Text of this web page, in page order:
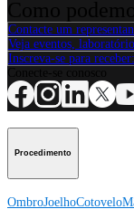
Contacte um
Veja eventos,
Inscreva-se para
Procedimento
OmbroJoelhoCotovelo